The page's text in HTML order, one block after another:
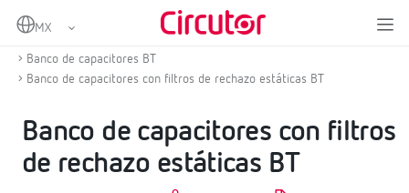
Home
Banco de capacitores BT
Banco de capacitores con filtros de rechazo estáticas BT
Banco de capacitores con filtros
de rechazo estáticas BT